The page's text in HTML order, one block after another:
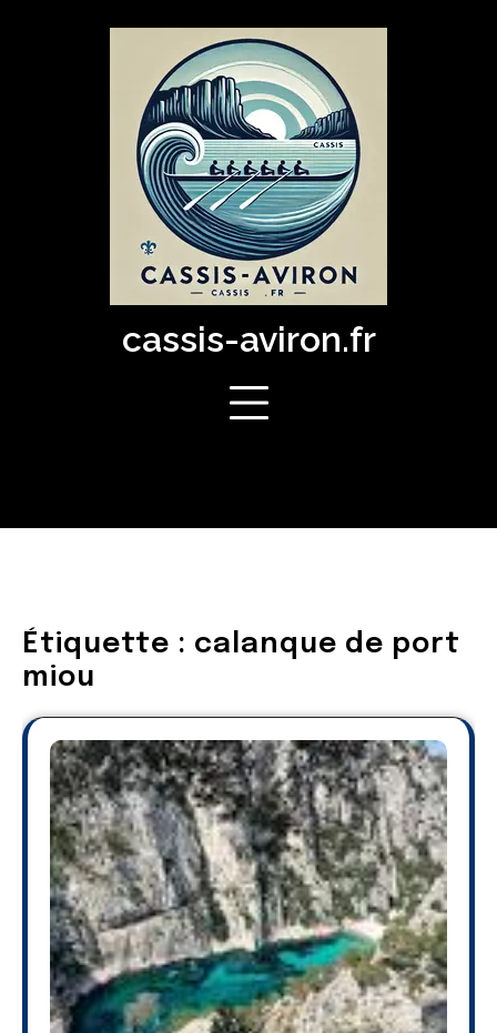
cassis-aviron.fr
Étiquette : calanque de port
miou